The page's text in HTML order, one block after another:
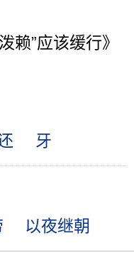
赖”应该缓行》
牙
以夜继朝